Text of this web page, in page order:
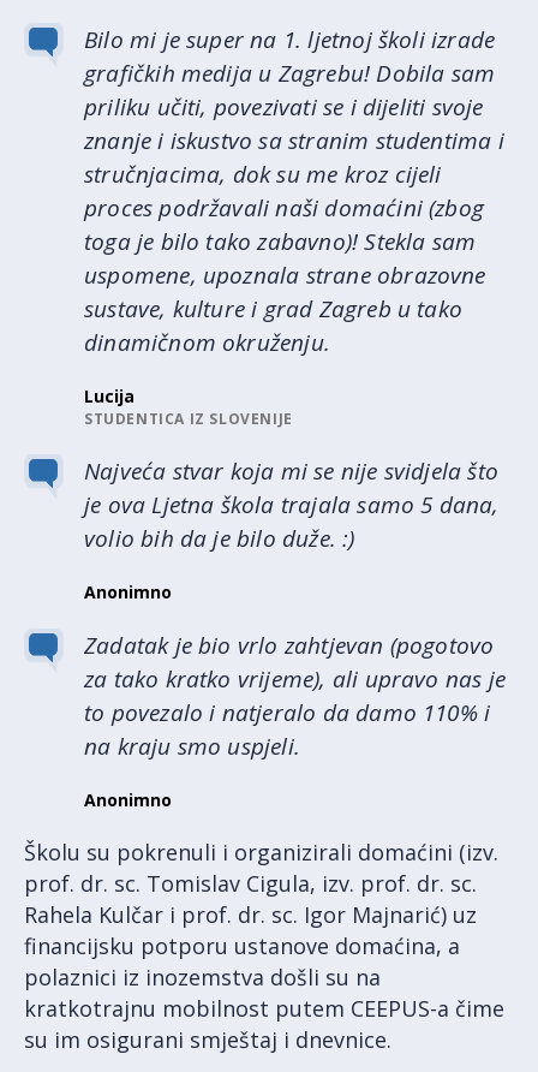
Bilo mi je super na 1. ljetnoj školi izrade
grafičkih medija u Zagrebu! Dobila sam
priliku učiti, povezivati se i dijeliti svoje
znanje i iskustvo sa stranim studentima i
stručnjacima, dok su me kroz cijeli
proces podržavali naši domaćini (zbog
toga je bilo tako zabavno)! Stekla sam
uspomene, upoznala strane obrazovne
sustave, kulture i grad Zagreb u tako
dinamičnom okruženju.
Lucija
STUDENTICA IZ SLOVENIJE
Najveća stvar koja mi se nije svidjela što
je ova Ljetna škola trajala samo 5 dana,
volio bih da je bilo duže. :)
Anonimno
Zadatak je bio vrlo zahtjevan (pogotovo
za tako kratko vrijeme), ali upravo nas je
to povezalo i natjeralo da damo 110% i
na kraju smo uspjeli.
Anonimno
Školu su pokrenuli i organizirali domaćini (izv.
prof. dr. sc. Tomislav Cigula, izv. prof. dr. sc.
Rahela Kulčar i prof. dr. sc. Igor Majnarić) uz
financijsku potporu ustanove domaćina, a
polaznici iz inozemstva došli su na
kratkotrajnu mobilnost putem CEEPUS-a čime
su im osigurani smještaj i dnevnice.